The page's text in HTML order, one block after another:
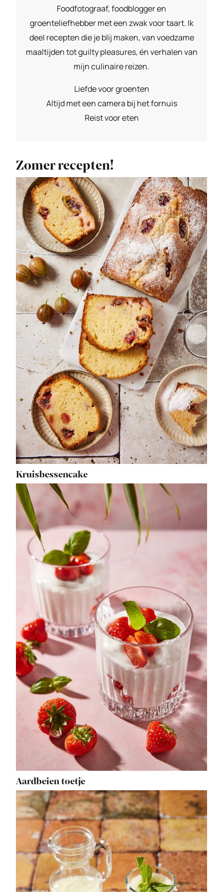
Foodfotograaf, foodblogger en
groenteliefhebber met een zwak voor taart. Ik
deel recepten die je blij maken, van voedzame
maaltijden tot guilty pleasures, én verhalen van
mijn culinaire reizen.
Liefde voor groenten
Altijd met een camera bij het fornuis
Reist voor eten
Zomer recepten!
Kruisbessencake
Aardbeien toetje